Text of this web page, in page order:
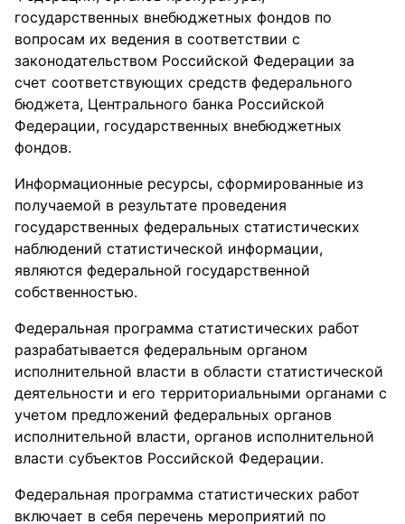
государственных внебюджетных фондов по
вопросам их ведения в соответствии с
законодательством Российской Федерации за
счет соответствующих средств федерального
бюджета, Центрального банка Российской
Федерации, государственных внебюджетных
фондов.
Информационные ресурсы, сформированные из
получаемой в результате проведения
государственных федеральных статистических
наблюдений статистической информации,
являются федеральной государственной
собственностью.
Федеральная программа статистических работ
разрабатывается федеральным органом
исполнительной власти в области статистической
деятельности и его территориальными органами с
учетом предложений федеральных органов
исполнительной власти, органов исполнительной
власти субъектов Российской Федерации.
Федеральная программа статистических работ
включает в себя перечень мероприятий по